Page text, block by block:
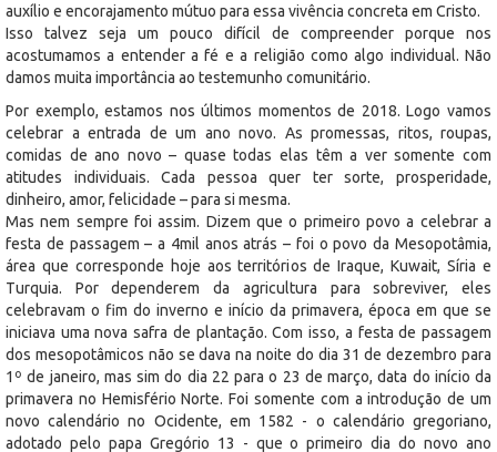
auxílio e encorajamento mútuo para essa vivência concreta em Cristo.
Isso talvez seja um pouco difícil de compreender porque nos
acostumamos a entender a fé e a religião como algo individual. Não
damos muita importância ao testemunho comunitário.
Por exemplo, estamos nos últimos momentos de 2018. Logo vamos
celebrar a entrada de um ano novo. As promessas, ritos, roupas,
comidas de ano novo – quase todas elas têm a ver somente com
atitudes individuais. Cada pessoa quer ter sorte, prosperidade,
dinheiro, amor, felicidade – para si mesma.
Mas nem sempre foi assim. Dizem que o primeiro povo a celebrar a
festa de passagem – a 4mil anos atrás – foi o povo da Mesopotâmia,
área que corresponde hoje aos territórios de Iraque, Kuwait, Síria e
Turquia. Por dependerem da agricultura para sobreviver, eles
celebravam o fim do inverno e início da primavera, época em que se
iniciava uma nova safra de plantação. Com isso, a festa de passagem
dos mesopotâmicos não se dava na noite do dia 31 de dezembro para
1º de janeiro, mas sim do dia 22 para o 23 de março, data do início da
primavera no Hemisfério Norte. Foi somente com a introdução de um
novo calendário no Ocidente, em 1582 - o calendário gregoriano,
adotado pelo papa Gregório 13 - que o primeiro dia do novo ano